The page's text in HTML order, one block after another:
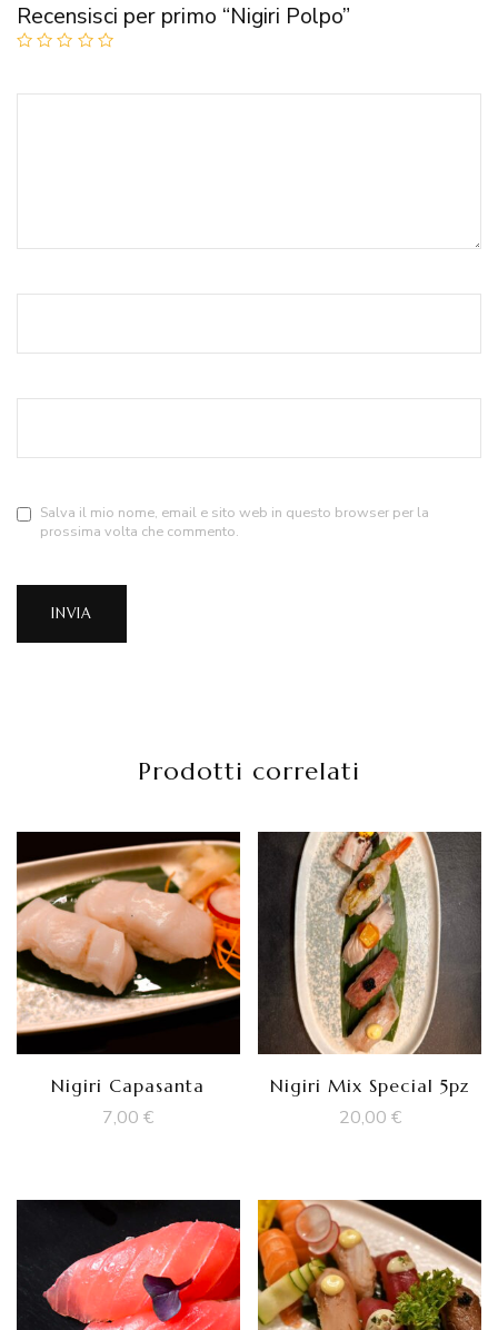
Recensisci per primo “Nigiri Polpo”
Salva il mio nome, email e sito web in questo browser per la
prossima volta che commento.
Prodotti correlati
Nigiri Capasanta
7,00€
Nigiri Mix Special 5pz
20,00 €